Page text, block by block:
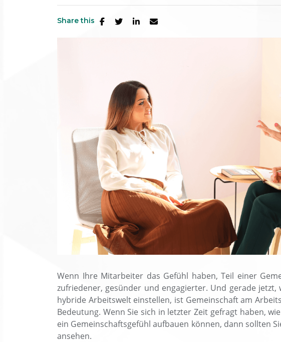
Share this
Wenn Ihre Mitarbeiter das Gefühl haben, Teil einer
zufriedener, gesünder und engagierter. Und gerade jetzt,
hybride Arbeitswelt einstellen, ist Gemeinschaft am
Bedeutung. Wenn Sie sich in letzter Zeit gefragt haben,
ein Gemeinschaftsgefühl aufbauen können, dann sollten
ansehen.